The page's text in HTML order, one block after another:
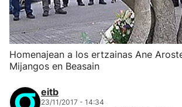
Homenajean a los ertzainas Ane
Mijangos en Beasain
eitb
23/11/2017 - 14:34